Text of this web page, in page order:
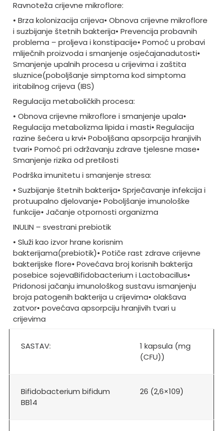
Ravnoteža crijevne mikroflore:
• Brza kolonizacija crijeva• Obnova crijevne mikroflore
i suzbijanje štetnih bakterija• Prevencija probavnih
problema – proljeva i konstipacije• Pomoć u probavi
mliječnih proizvoda i smanjenje osjećajanadutosti•
Smanjenje upalnih procesa u crijevima i zaštita
sluznice(poboljšanje simptoma kod simptoma
iritabilnog crijeva (IBS)
Regulacija metaboličkih procesa:
• Obnova crijevne mikroflore i smanjenje upala•
Regulacija metabolizma lipida i masti• Regulacija
razine šećera u krvi• Poboljšana apsorpcija hranjivih
tvari• Pomoć pri održavanju zdrave tjelesne mase•
Smanjenje rizika od pretilosti
Podrška imunitetu i smanjenje stresa:
• Suzbijanje štetnih bakterija• Sprječavanje infekcija i
protuupalno djelovanje• Poboljšanje imunološke
funkcije• Jačanje otpornosti organizma
INULIN – svestrani prebiotik
• Služi kao izvor hrane korisnim
bakterijama(prebiotik)• Potiče rast zdrave crijevne
bakterijske flore• Povećava broj korisnih bakterija
posebice sojevaBifidobacterium i Lactobacillus•
Pridonosi jačanju imunološkog sustavu ismanjenju
broja patogenih bakterija u crijevima• olakšava
zatvor• povećava apsorpciju hranjivih tvari u
crijevima
SASTAV:
1 kapsula (mg
(CFU))
Bifidobacterium bifidum
BB14
26 (2,6×109)